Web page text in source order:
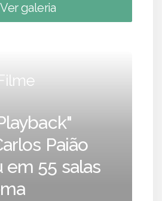
Ver galeria
Paião
em 55 salas